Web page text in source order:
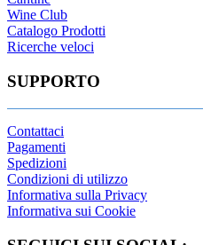
Wine Club
Catalogo Prodotti
Ricerche veloci
SUPPORTO
Contattaci
Pagamenti
Spedizioni
Condizioni di utilizzo
Informativa sulla Privacy
Informativa sui Cookie